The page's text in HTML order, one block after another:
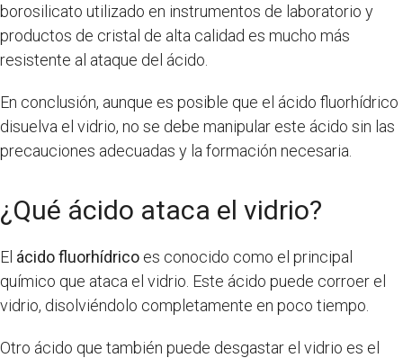
borosilicato utilizado en instrumentos de laboratorio y
productos de cristal de alta calidad es mucho más
resistente al ataque del ácido.
En conclusión, aunque es posible que el ácido fluorhídrico
disuelva el vidrio, no se debe manipular este ácido sin las
precauciones adecuadas y la formación necesaria.
¿Qué ácido ataca el vidrio?
El ácido fluorhídrico es conocido como el principal
químico que ataca el vidrio. Este ácido puede corroer el
vidrio, disolviéndolo completamente en poco tiempo.
Otro ácido que también puede desgastar el vidrio es el